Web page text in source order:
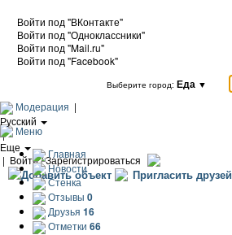
Войти под "ВКонтакте"
Войти под "Одноклассники"
Войти под "Mail.ru"
Войти под "Facebook"
Выберите город: Еда ▼
Модерация |
Русский
|
Еще
| Войти / Зарегистрироваться
Добавить объект Пригласить
Меню
Главная
Новости
Стенка
Отзывы 0
Друзья 16
Отметки 66